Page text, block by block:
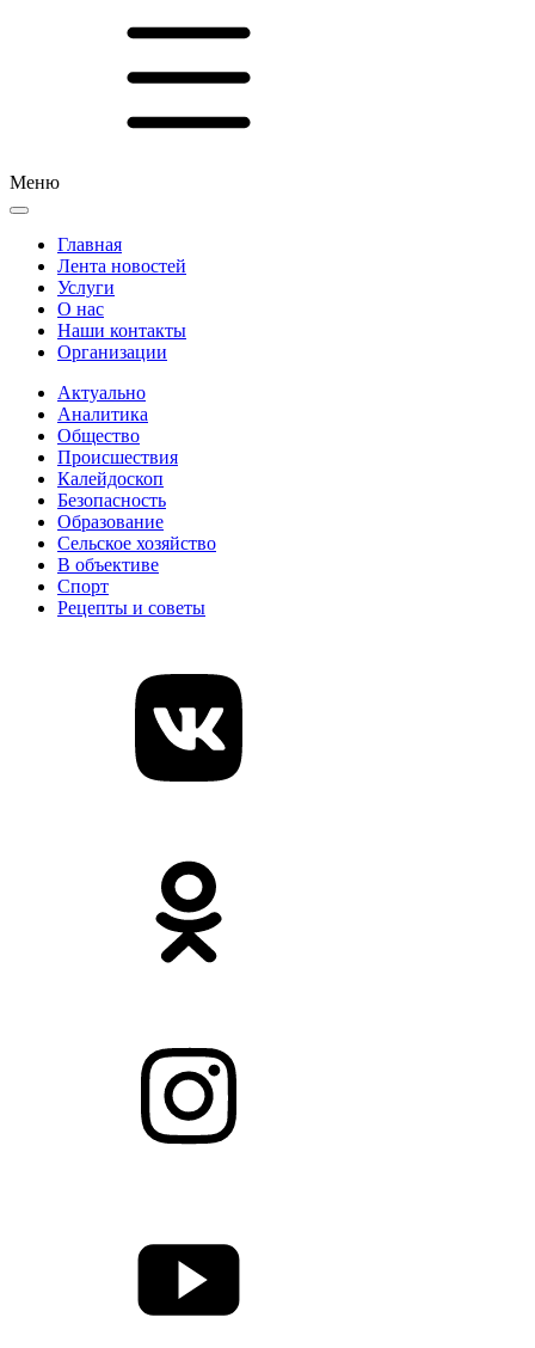
Меню
Главная
Лента новостей
Услуги
О нас
Наши контакты
Организации
Актуально
Аналитика
Общество
Происшествия
Калейдоскоп
Безопасность
Образование
Сельское хозяйство
В объективе
Спорт
Рецепты и советы